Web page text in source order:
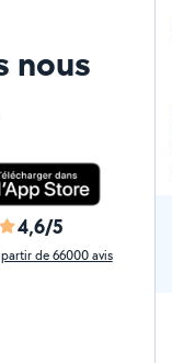
nous
4,6/5
de 66000 avis